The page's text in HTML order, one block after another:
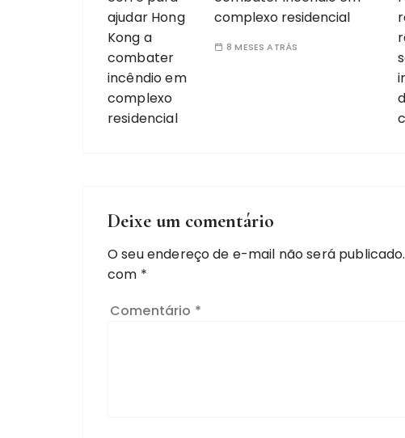
complexo residencial
8 MESES ATRÁS
Deixe um comentário
O seu endereço de e-mail não será publicado.
com *
Comentário *